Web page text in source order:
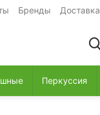
Бренды Доставка
Перкуссия